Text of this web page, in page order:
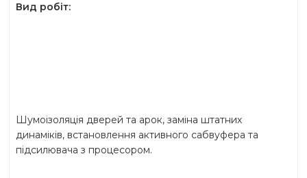
Вид робіт:
Шумоізоляція дверей та арок, заміна штатних
динаміків, встановлення активного сабвуфера та
підсилювача з процесором.